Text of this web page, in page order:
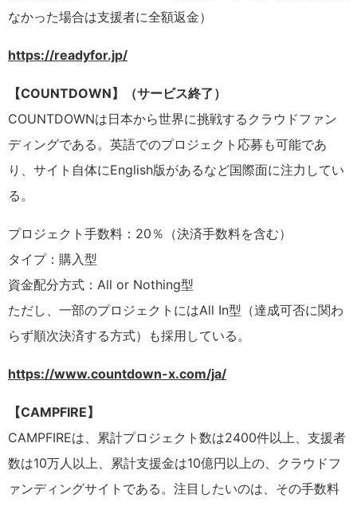
なかった場合は支援者に全額返金）
https://readyfor.jp/
【COUNTDOWN】（サービス終了）
COUNTDOWNは日本から世界に挑戦するクラウドファン
ディングである。英語でのプロジェクト応募も可能であ
り、サイト自体にEnglish版があるなど国際面に注力してい
る。
プロジェクト手数料：20％（決済手数料を含む）
タイプ：購入型
資金配分方式：All or Nothing型
ただし、一部のプロジェクトにはAll In型（達成可否に関わ
らず順次決済する方式）も採用している。
https://www.countdown-x.com/ja/
【CAMPFIRE】
CAMPFIREは、累計プロジェクト数は2400件以上、支援者
数は10万人以上、累計支援金は10億円以上の、クラウドフ
ァンディングサイトである。注目したいのは、その手数料